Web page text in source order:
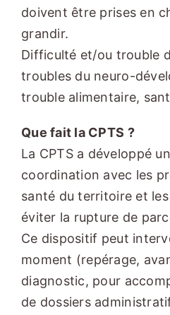
doivent être prises en
grandir.
Difficulté et/ou trouble
troubles du neuro-
trouble alimentaire,
Que fait la CPTS ?
La CPTS a développé
coordination avec les
santé du territoire et
éviter la rupture de
Ce dispositif peut
moment (repérage,
diagnostic, pour
de dossiers